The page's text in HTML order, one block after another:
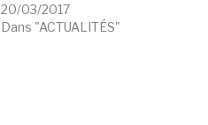
20/03/2017
Dans "ACTUALITÉS"